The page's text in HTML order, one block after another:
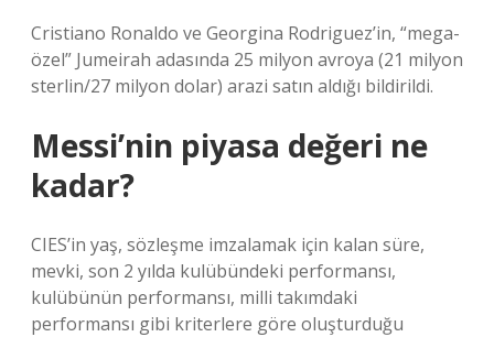
Cristiano Ronaldo ve Georgina Rodriguez’in, “mega-
özel” Jumeirah adasında 25 milyon avroya (21 milyon
sterlin/27 milyon dolar) arazi satın aldığı bildirildi.
Messi’nin piyasa değeri ne
kadar?
CIES’in yaş, sözleşme imzalamak için kalan süre,
mevki, son 2 yılda kulübündeki performansı,
kulübünün performansı, milli takımdaki
performansı gibi kriterlere göre oluşturduğu